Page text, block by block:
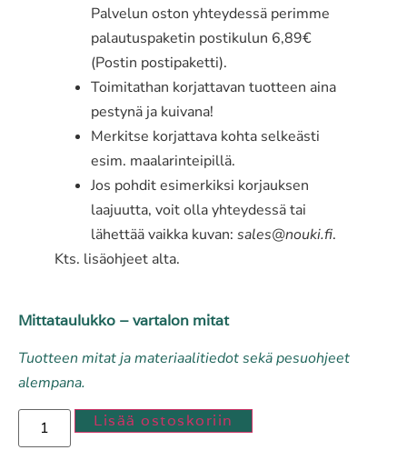
Palvelun oston yhteydessä perimme
palautuspaketin postikulun 6,89€
(Postin postipaketti).
Toimitathan korjattavan tuotteen aina
pestynä ja kuivana!
Merkitse korjattava kohta selkeästi
esim. maalarinteipillä.
Jos pohdit esimerkiksi korjauksen
laajuutta, voit olla yhteydessä tai
lähettää vaikka kuvan: sales@nouki.fi.
Kts. lisäohjeet alta.
Mittataulukko – vartalon mitat
Tuotteen mitat ja materiaalitiedot sekä pesuohjeet
alempana.
Lisää ostoskoriin